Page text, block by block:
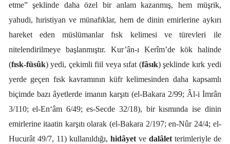
etme” şeklinde daha özel bir anlam kazanmış, hem müşrik,
yahudi, hıristiyan ve münafıklar, hem de dinin emirlerine aykırı
hareket eden müslümanlar fısk kelimesi ve türevleri ile
nitelendirilmeye başlanmıştır. Kur’ân-ı Kerîm’de kök halinde
(fısk-füsûk) yedi, çekimli fiil veya sıfat (fâsık) şeklinde kırk yedi
yerde geçen fısk kavramının küfr kelimesinden daha kapsamlı
biçimde bazı âyetlerde imanın karşıtı (el-Bakara 2/99; Âl-i İmrân
3/110; el-En‘âm 6/49; es-Secde 32/18), bir kısmında ise dinin
emirlerine itaatin karşıtı olarak (el-Bakara 2/197; en-Nûr 24/4; el-
Hucurât 49/7, 11) kullanıldığı, hidâyet ve dalâlet terimleriyle de